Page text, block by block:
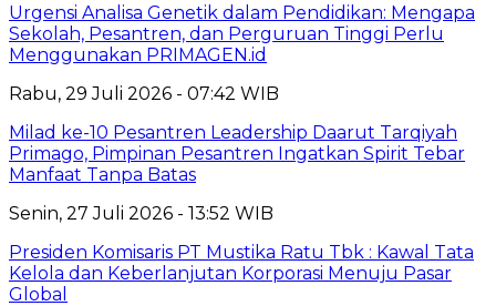
Urgensi Analisa Genetik dalam Pendidikan: Mengapa
Sekolah, Pesantren, dan Perguruan Tinggi Perlu
Menggunakan PRIMAGEN.id
Rabu, 29 Juli 2026 - 07:42 WIB
Milad ke-10 Pesantren Leadership Daarut Tarqiyah
Primago, Pimpinan Pesantren Ingatkan Spirit Tebar
Manfaat Tanpa Batas
Senin, 27 Juli 2026 - 13:52 WIB
Presiden Komisaris PT Mustika Ratu Tbk : Kawal Tata
Kelola dan Keberlanjutan Korporasi Menuju Pasar
Global